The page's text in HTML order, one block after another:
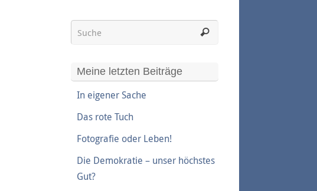
Meine letzten Beiträge
In eigener Sache
Das rote Tuch
Fotografie oder Leben!
Die Demokratie – unser höchstes
Gut?